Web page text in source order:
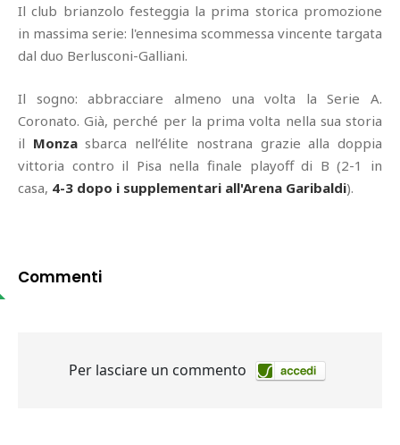
Il club brianzolo festeggia la prima storica promozione
in massima serie: l'ennesima scommessa vincente targata
dal duo Berlusconi-Galliani.
Il sogno: abbracciare almeno una volta la Serie A.
Coronato. Già, perché per la prima volta nella sua storia
il Monzasbarca nell’élite nostrana grazie alla doppia
vittoria contro il Pisa nella finale playoff di B (2-1 in
casa, 4-3 dopo i supplementari all'Arena Garibaldi).
Commenti